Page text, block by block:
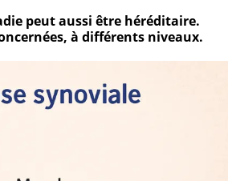
peut aussi être héréditaire.
à différents niveaux.